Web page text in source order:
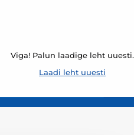
Viga! Palun laadige leht uuesti.
Laadi leht uuesti